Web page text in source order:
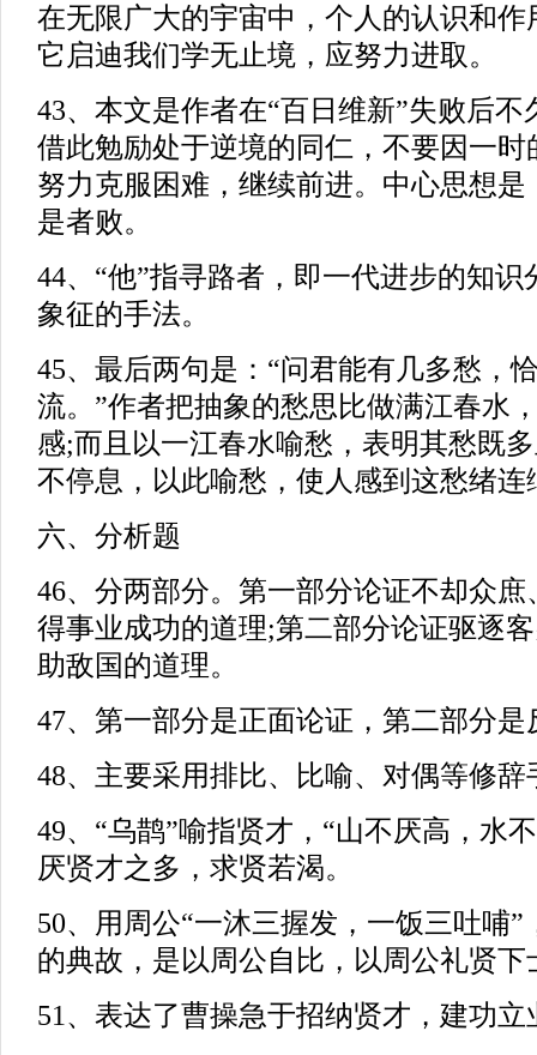
在无限广大的宇宙中，个人的认识和作
它启迪我们学无止境，应努力进取。
43、本文是作者在“百日维新”失败后
借此勉励处于逆境的同仁，不要因一时
努力克服困难，继续前进。中心思想
是者败。
44、“他”指寻路者，即一代进步的知
象征的手法。
45、最后两句是：“问君能有几多愁，
流。”作者把抽象的愁思比做满江春水
感;而且以一江春水喻愁，表明其愁既
不停息，以此喻愁，使人感到这愁绪连
六、分析题
46、分两部分。第一部分论证不却众
得事业成功的道理;第二部分论证驱逐
助敌国的道理。
47、第一部分是正面论证，第二部分是
48、主要采用排比、比喻、对偶等修辞
49、“乌鹊”喻指贤才，“山不厌高，水
厌贤才之多，求贤若渴。
50、用周公“一沐三握发，一饭三吐哺
的典故，是以周公自比，以周公礼贤下
51、表达了曹操急于招纳贤才，建功立